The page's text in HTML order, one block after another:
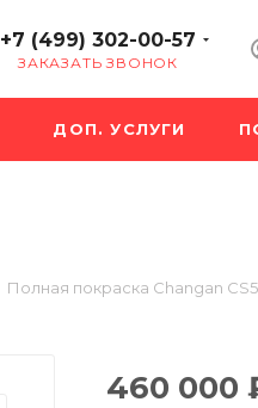
+7 (499) 302-00-57
ЗАКАЗАТЬ ЗВОНОК
ДОП. УСЛУГИ
Полная покраска Changan
460 000